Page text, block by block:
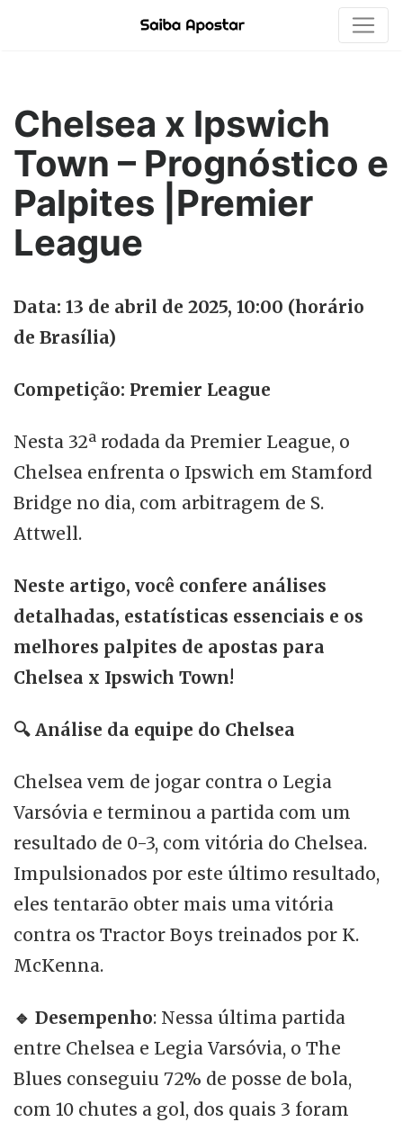
Chelsea x Ipswich
Town – Prognóstico e
Palpites |Premier
League
Data: 13 de abril de 2025, 10:00 (horário
de Brasília)
Competição: Premier League
Nesta 32ª rodada da Premier League, o
Chelsea enfrenta o Ipswich em Stamford
Bridge no dia, com arbitragem de S.
Attwell.
Neste artigo, você confere análises
detalhadas, estatísticas essenciais e os
melhores palpites de apostas para
Chelsea x Ipswich Town!
🔍 Análise da equipe do Chelsea
Chelsea vem de jogar contra o Legia
Varsóvia e terminou a partida com um
resultado de 0-3, com vitória do Chelsea.
Impulsionados por este último resultado,
eles tentarão obter mais uma vitória
contra os Tractor Boys treinados por K.
McKenna.
🔹 Desempenho: Nessa última partida
entre Chelsea e Legia Varsóvia, o The
Blues conseguiu 72% de posse de bola,
com 10 chutes a gol, dos quais 3 foram